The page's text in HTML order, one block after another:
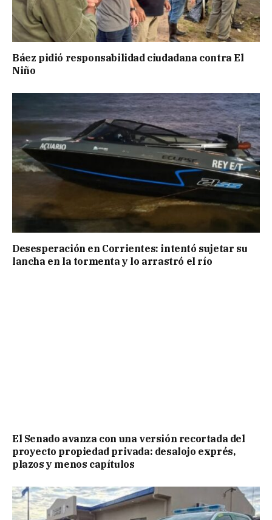
Báez pidió responsabilidad ciudadana contra El
Niño
Desesperación en Corrientes: intentó sujetar su
lancha en la tormenta y lo arrastró el río
El Senado avanza con una versión recortada del
proyecto propiedad privada: desalojo exprés,
plazos y menos capítulos